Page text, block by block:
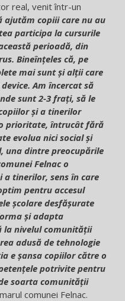
real, venit într-un
ajutăm copiii care nu au
participa la cursurile
perioadă, din
Bineînțeles că, pe
mai sunt și alții care
Am încercat să
sunt 2-3 frați, să le
și a tinerilor
prioritate, întrucât fără
evolua nici social și
una dintre preocupările
Felnac o
tinerilor, sens în care
pentru accesul
școlare desfășurate
și adapta
la nivelul comunității
adusă de tehnologie
e șansa copiilor către o
potrivite pentru
soarta comunității
comunei Felnac.